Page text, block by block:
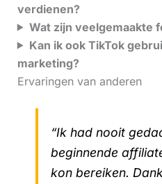
verdienen?
Wat zijn veelgemaakte
Kan ik ook TikTok
marketing?
Ervaringen van anderen
“Ik had nooit
beginnende
kon bereiken.